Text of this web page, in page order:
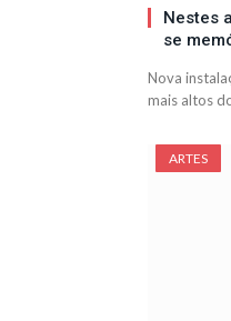
Nestes
se
Nova
mais altos
ARTES